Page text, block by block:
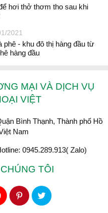
hơi thở thơm tho sau khi
2021
phê - khu đô thị hàng đầu từ
hàng đầu
MẠI VÀ DỊCH VỤ
VIỆT
Bình Thạnh, Thành phố Hồ
Nam
0945.289.913( Zalo)
TÔI